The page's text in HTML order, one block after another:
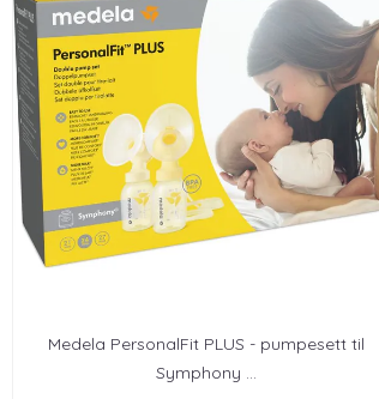
Medela PersonalFit PLUS - pumpesett til
Symphony ...